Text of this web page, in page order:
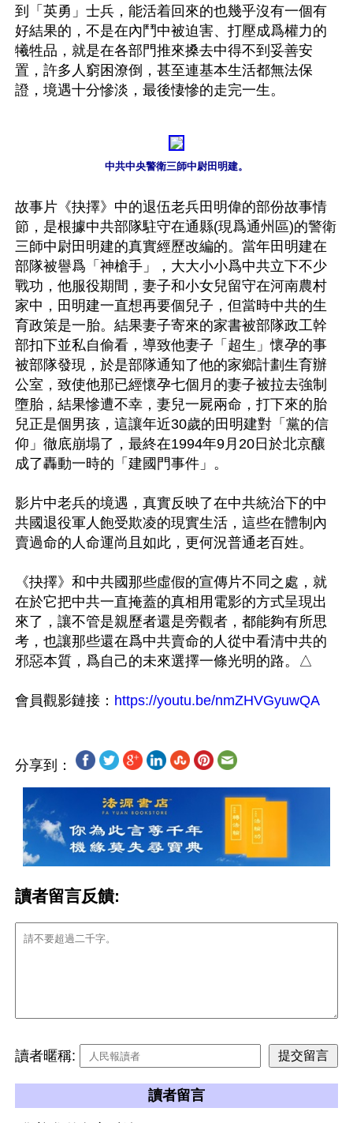
到「英勇」士兵，能活着回來的也幾乎沒有一個有
好結果的，不是在內鬥中被迫害、打壓成爲權力的
犧牲品，就是在各部門推來搡去中得不到妥善安
置，許多人窮困潦倒，甚至連基本生活都無法保
證，境遇十分慘淡，最後悽慘的走完一生。
中共中央警衛三師中尉田明建。
故事片《抉擇》中的退伍老兵田明偉的部份故事情
節，是根據中共部隊駐守在通縣(現爲通州區)的警衛
三師中尉田明建的真實經歷改編的。當年田明建在
部隊被譽爲「神槍手」，大大小小爲中共立下不少
戰功，他服役期間，妻子和小女兒留守在河南農村
家中，田明建一直想再要個兒子，但當時中共的生
育政策是一胎。結果妻子寄來的家書被部隊政工幹
部扣下並私自偷看，導致他妻子「超生」懷孕的事
被部隊發現，於是部隊通知了他的家鄉計劃生育辦
公室，致使他那已經懷孕七個月的妻子被拉去強制
墮胎，結果慘遭不幸，妻兒一屍兩命，打下來的胎
兒正是個男孩，這讓年近30歲的田明建對「黨的信
仰」徹底崩塌了，最終在1994年9月20日於北京釀
成了轟動一時的「建國門事件」。
影片中老兵的境遇，真實反映了在中共統治下的中
共國退役軍人飽受欺凌的現實生活，這些在體制內
賣過命的人命運尚且如此，更何況普通老百姓。
《抉擇》和中共國那些虛假的宣傳片不同之處，就
在於它把中共一直掩蓋的真相用電影的方式呈現出
來了，讓不管是親歷者還是旁觀者，都能夠有所思
考，也讓那些還在爲中共賣命的人從中看清中共的
邪惡本質，爲自己的未來選擇一條光明的路。△
會員觀影鏈接： https://youtu.be/nmZHVGyuwQA
分享到：
讀者留言反饋:
讀者暱稱:
讀者留言